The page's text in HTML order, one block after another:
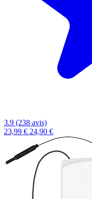
3.9 (238 avis)
23,99 € 24,90 €